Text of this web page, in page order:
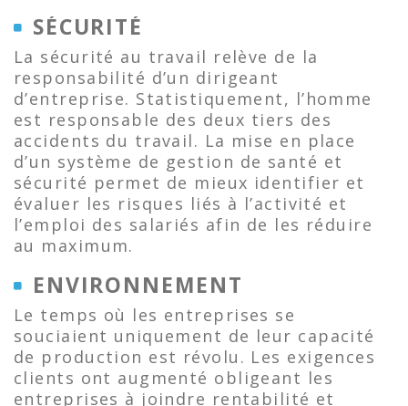
SÉCURITÉ
La sécurité au travail relève de la
responsabilité d’un dirigeant
d’entreprise. Statistiquement, l’homme
est responsable des deux tiers des
accidents du travail. La mise en place
d’un système de gestion de santé et
sécurité permet de mieux identifier et
évaluer les risques liés à l’activité et
l’emploi des salariés afin de les réduire
au maximum.
ENVIRONNEMENT
Le temps où les entreprises se
souciaient uniquement de leur capacité
de production est révolu. Les exigences
clients ont augmenté obligeant les
entreprises à joindre rentabilité et